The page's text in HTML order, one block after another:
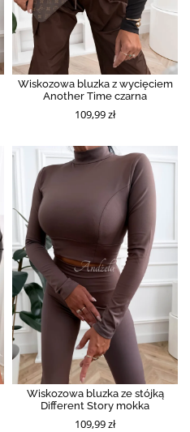
Wiskozowa bluzka z wycięciem
Another Time czarna
109,99 zł
Wiskozowa bluzka ze stójką
Different Story mokka
109,99 zł